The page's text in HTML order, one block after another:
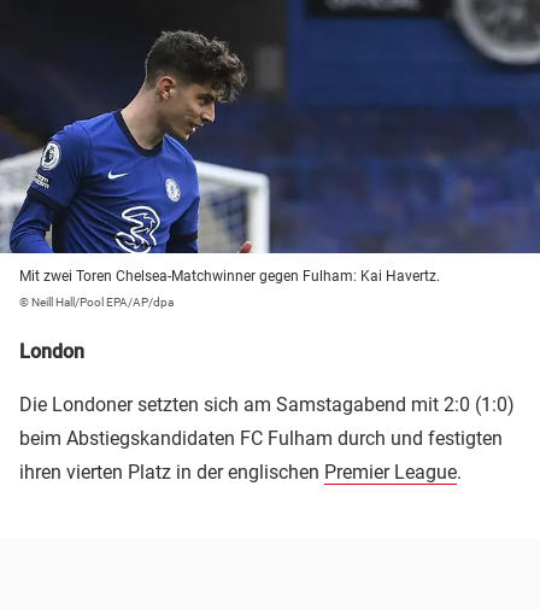
Mit zwei Toren Chelsea-Matchwinner gegen Fulham: Kai Havertz.
© Neill Hall/Pool EPA/AP/dpa
London
Die Londoner setzten sich am Samstagabend mit 2:0 (1:0)
beim Abstiegskandidaten FC Fulham durch und festigten
ihren vierten Platz in der englischen Premier League.